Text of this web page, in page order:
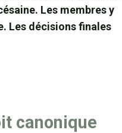
Les membres y
Les décisions finales
canonique